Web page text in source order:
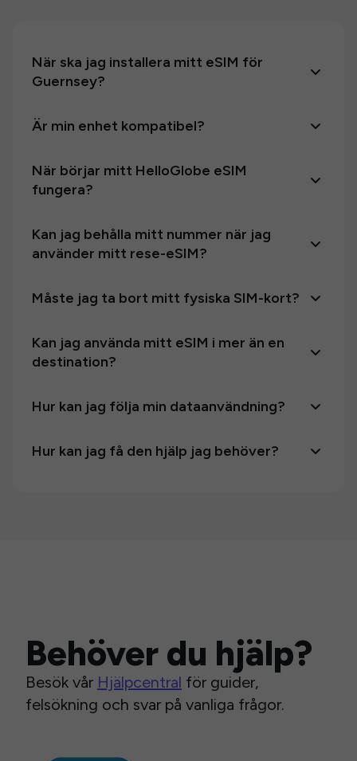
När ska jag installera mitt eSIM för
Guernsey?
Är min enhet kompatibel?
När börjar mitt HelloGlobe eSIM
fungera?
Kan jag behålla mitt nummer när jag
använder mitt rese-eSIM?
Måste jag ta bort mitt fysiska SIM-kort?
Kan jag använda mitt eSIM i mer än en
destination?
Hur kan jag följa min dataanvändning?
Hur kan jag få den hjälp jag behöver?
Behöver du hjälp?
Besök vår Hjälpcentral för guider,
felsökning och svar på vanliga frågor.